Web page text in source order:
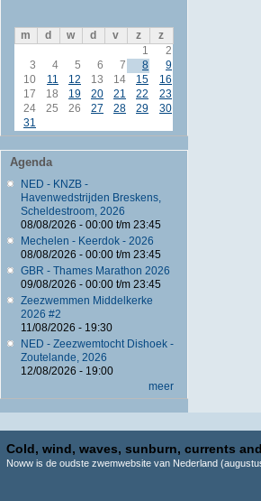
m d w d v z
z
1
2
3
4 5 6 7 8
9
10
11 12 13 14 15
16
17
18 19 20 21 22
23
24
25 26 27 28 29
30
31
Agenda
NED - KNZB -
Havenwedstrijden Breskens,
Scheldestroom, 2026
08/08/2026 - 00:00t/m 23:45
Mechelen - Keerdok - 2026
08/08/2026 - 00:00t/m 23:45
GBR - Thames Marathon 2026
09/08/2026 - 00:00t/m 23:45
Zeezwemmen Middelkerke
2026 #2
11/08/2026 - 19:30
NED - Zeezwemtocht Dishoek -
Zoutelande, 2026
12/08/2026 - 19:00
meer
Cold, wind, waves, sunburn, currents
Noww is de oudste zwemwebsite van Nederland